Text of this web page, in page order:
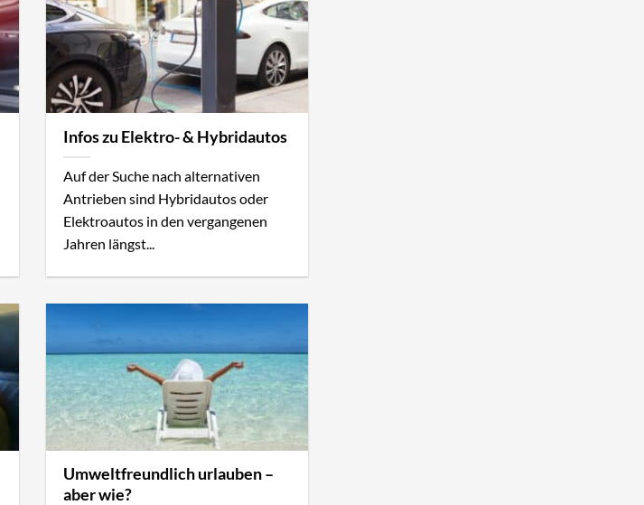
Infos zu Elektro- & Hybridautos
Auf der Suche nach alternativen
Antrieben sind Hybridautos oder
Elektroautos in den vergangenen
Jahren längst...
Umweltfreundlich urlauben –
aber wie?